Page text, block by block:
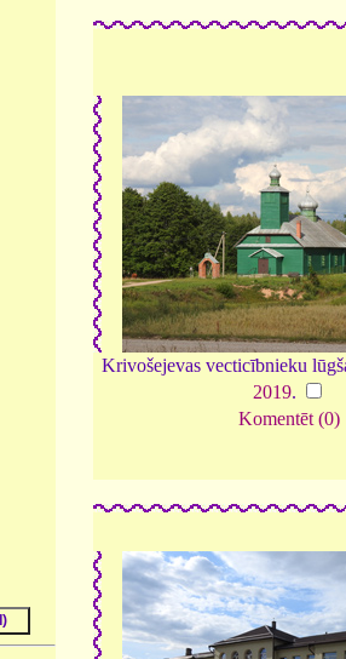
Krivošejevas vecticībnieku
2019.
Komentēt (0)